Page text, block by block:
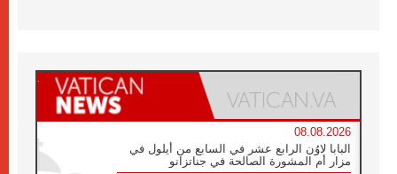
08.08.2026
البابا لاوُن الرابع عشر في السابع من أيلول في
مزار أم المشورة الصالحة في جناتزانو